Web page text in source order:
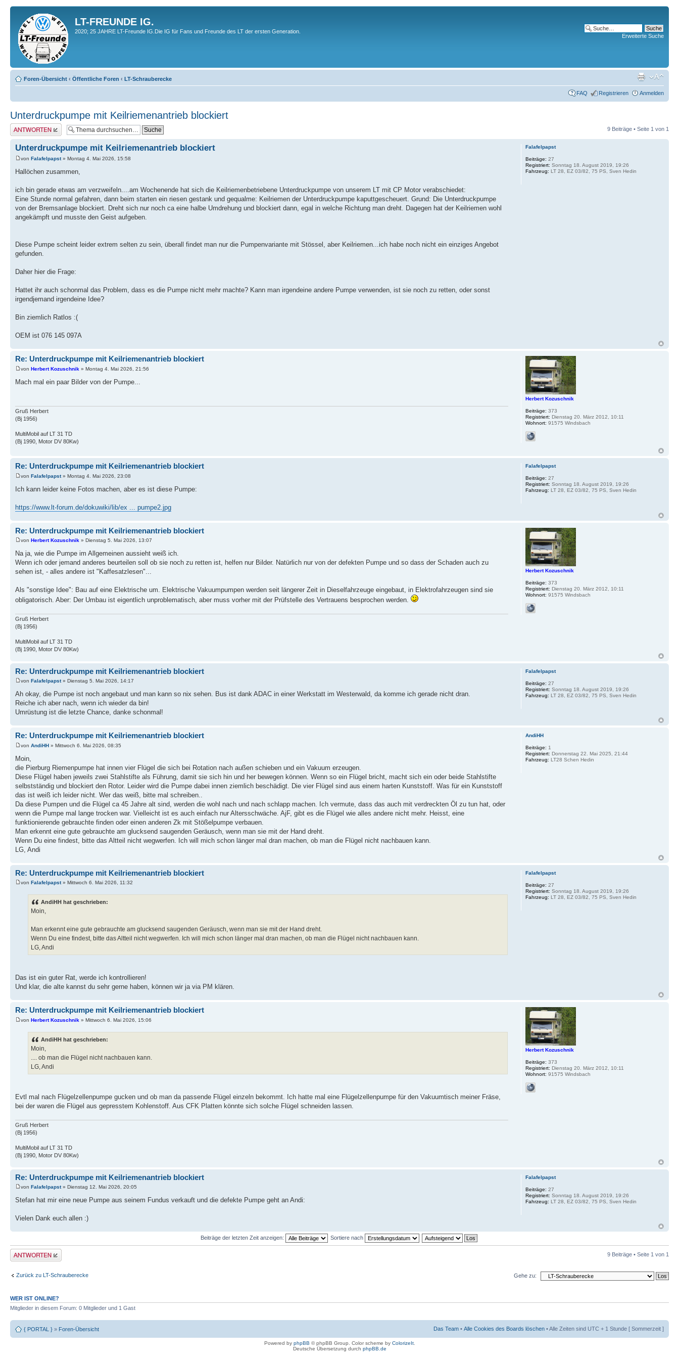
LT-FREUNDE IG.
2020; 25 JAHRE LT-Freunde IG.Die IG für Fans und Freunde des LT der ersten Generation.
Erweiterte Suche
Foren-Übersicht ‹ Öffentliche Foren ‹ LT-Schrauberecke
FAQ Registrieren Anmelden
Unterdruckpumpe mit Keilriemenantrieb blockiert
Antwort erstellen 9 Beiträge • Seite 1 von 1
Unterdruckpumpe mit Keilriemenantrieb blockiert
von Falafelpapst» Montag 4. Mai 2026, 15:58
Hallöchen zusammen,
ich bin gerade etwas am verzweifeln....am Wochenende hat sich die Keilriemenbetriebene Unterdruckpumpe von unserem LT mit CP Motor verabschiedet:
Eine Stunde normal gefahren, dann beim starten ein riesen gestank und gequalme: Keilriemen der Unterdruckpumpe kaputtgescheuert. Grund: Die Unterdruckpumpe
von der Bremsanlage blockiert. Dreht sich nur noch ca eine halbe Umdrehung und blockiert dann, egal in welche Richtung man dreht. Dagegen hat der Keilriemen wohl
angekämpft und musste den Geist aufgeben.
Diese Pumpe scheint leider extrem selten zu sein, überall findet man nur die Pumpenvariante mit Stössel, aber Keilriemen...ich habe noch nicht ein einziges Angebot
gefunden.
Daher hier die Frage:
Hattet ihr auch schonmal das Problem, dass es die Pumpe nicht mehr machte? Kann man irgendeine andere Pumpe verwenden, ist sie noch zu retten, oder sonst
irgendjemand irgendeine Idee?
Bin ziemlich Ratlos :(
OEM ist 076 145 097A
Falafelpapst
Beiträge: 27
Registriert: Sonntag 18. August 2019, 19:26
Fahrzeug: LT 28, EZ 03/82, 75 PS, Sven Hedin
Re: Unterdruckpumpe mit Keilriemenantrieb blockiert
von Herbert Kozuschnik » Montag 4. Mai 2026, 21:56
Mach mal ein paar Bilder von der Pumpe...
Gruß Herbert
(Bj 1956)
MultiMobil auf LT 31 TD
(Bj 1990, Motor DV 80Kw)
Herbert Kozuschnik
Beiträge: 373
Registriert: Dienstag 20. März 2012, 10:11
Wohnort: 91575 Windsbach
Re: Unterdruckpumpe mit Keilriemenantrieb blockiert
von Falafelpapst» Montag 4. Mai 2026, 23:08
Ich kann leider keine Fotos machen, aber es ist diese Pumpe:
https://www.lt-forum.de/dokuwiki/lib/ex ... pumpe2.jpg
Falafelpapst
Beiträge: 27
Registriert: Sonntag 18. August 2019, 19:26
Fahrzeug: LT 28, EZ 03/82, 75 PS, Sven Hedin
Re: Unterdruckpumpe mit Keilriemenantrieb blockiert
von Herbert Kozuschnik » Dienstag 5. Mai 2026, 13:07
Na ja, wie die Pumpe im Allgemeinen aussieht weiß ich.
Wenn ich oder jemand anderes beurteilen soll ob sie noch zu retten ist, helfen nur Bilder. Natürlich nur von der defekten Pumpe und so dass der Schaden auch zu
sehen ist, - alles andere ist "Kaffesatzlesen"...
Als "sonstige Idee": Bau auf eine Elektrische um. Elektrische Vakuumpumpen werden seit längerer Zeit in Dieselfahrzeuge eingebaut, in Elektrofahrzeugen sind sie
obligatorisch. Aber: Der Umbau ist eigentlich unproblematisch, aber muss vorher mit der Prüfstelle des Vertrauens besprochen werden.
Gruß Herbert
(Bj 1956)
MultiMobil auf LT 31 TD
(Bj 1990, Motor DV 80Kw)
Herbert Kozuschnik
Beiträge: 373
Registriert: Dienstag 20. März 2012, 10:11
Wohnort: 91575 Windsbach
Re: Unterdruckpumpe mit Keilriemenantrieb blockiert
von Falafelpapst» Dienstag 5. Mai 2026, 14:17
Ah okay, die Pumpe ist noch angebaut und man kann so nix sehen. Bus ist dank ADAC in einer Werkstatt im Westerwald, da komme ich gerade nicht dran.
Reiche ich aber nach, wenn ich wieder da bin!
Umrüstung ist die letzte Chance, danke schonmal!
Falafelpapst
Beiträge: 27
Registriert: Sonntag 18. August 2019, 19:26
Fahrzeug: LT 28, EZ 03/82, 75 PS, Sven Hedin
Re: Unterdruckpumpe mit Keilriemenantrieb blockiert
von AndiHH » Mittwoch 6. Mai 2026, 08:35
Moin,
die Pierburg Riemenpumpe hat innen vier Flügel die sich bei Rotation nach außen schieben und ein Vakuum erzeugen.
Diese Flügel haben jeweils zwei Stahlstifte als Führung, damit sie sich hin und her bewegen können. Wenn so ein Flügel bricht, macht sich ein oder beide Stahlstifte
selbstständig und blockiert den Rotor. Leider wird die Pumpe dabei innen ziemlich beschädigt. Die vier Flügel sind aus einem harten Kunststoff. Was für ein Kunststoff
das ist weiß ich leider nicht. Wer das weiß, bitte mal schreiben..
Da diese Pumpen und die Flügel ca 45 Jahre alt sind, werden die wohl nach und nach schlapp machen. Ich vermute, dass das auch mit verdreckten Öl zu tun hat, oder
wenn die Pumpe mal lange trocken war. Vielleicht ist es auch einfach nur Altersschwäche. AjF, gibt es die Flügel wie alles andere nicht mehr. Heisst, eine
funktionierende gebrauchte finden oder einen anderen Zk mit Stößelpumpe verbauen.
Man erkennt eine gute gebrauchte am glucksend saugenden Geräusch, wenn man sie mit der Hand dreht.
Wenn Du eine findest, bitte das Altteil nicht wegwerfen. Ich will mich schon länger mal dran machen, ob man die Flügel nicht nachbauen kann.
LG, Andi
AndiHH
Beiträge: 1
Registriert: Donnerstag 22. Mai 2025, 21:44
Fahrzeug: LT28 Schen Hedin
Re: Unterdruckpumpe mit Keilriemenantrieb blockiert
von Falafelpapst» Mittwoch 6. Mai 2026, 11:32
AndiHH hat geschrieben:
Moin,
Man erkennt eine gute gebrauchte am glucksend saugenden Geräusch, wenn man sie mit der Hand dreht.
Wenn Du eine findest, bitte das Altteil nicht wegwerfen. Ich will mich schon länger mal dran machen, ob man die Flügel nicht nachbauen kann.
LG, Andi
Das ist ein guter Rat, werde ich kontrollieren!
Und klar, die alte kannst du sehr gerne haben, können wir ja via PM klären.
Falafelpapst
Beiträge: 27
Registriert: Sonntag 18. August 2019, 19:26
Fahrzeug: LT 28, EZ 03/82, 75 PS, Sven Hedin
Re: Unterdruckpumpe mit Keilriemenantrieb blockiert
von Herbert Kozuschnik » Mittwoch 6. Mai 2026, 15:06
AndiHH hat geschrieben:
Moin,
.... ob man die Flügel nicht nachbauen kann.
LG, Andi
Evtl mal nach Flügelzellenpumpe gucken und ob man da passende Flügel einzeln bekommt. Ich hatte mal eine Flügelzellenpumpe für den Vakuumtisch meiner Fräse,
bei der waren die Flügel aus gepresstem Kohlenstoff. Aus CFK Platten könnte sich solche Flügel schneiden lassen.
Gruß Herbert
(Bj 1956)
MultiMobil auf LT 31 TD
(Bj 1990, Motor DV 80Kw)
Herbert Kozuschnik
Beiträge: 373
Registriert: Dienstag 20. März 2012, 10:11
Wohnort: 91575 Windsbach
Re: Unterdruckpumpe mit Keilriemenantrieb blockiert
von Falafelpapst» Dienstag 12. Mai 2026, 20:05
Stefan hat mir eine neue Pumpe aus seinem Fundus verkauft und die defekte Pumpe geht an Andi:
Vielen Dank euch allen :)
Falafelpapst
Beiträge: 27
Registriert: Sonntag 18. August 2019, 19:26
Fahrzeug: LT 28, EZ 03/82, 75 PS, Sven Hedin
Beiträge der letzten Zeit anzeigen: Sortiere nach
Antwort erstellen 9 Beiträge • Seite 1 von 1
Zurück zu LT-Schrauberecke Gehe zu:
WER IST ONLINE?
Mitglieder in diesem Forum: 0 Mitglieder und 1 Gast
{ PORTAL } » Foren-Übersicht Das Team • Alle Cookies des Boards löschen • Alle Zeiten sind UTC + 1 Stunde [ Sommerzeit ]
Powered by phpBB © phpBB Group. Color scheme by ColorizeIt.
Deutsche Übersetzung durch phpBB.de